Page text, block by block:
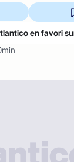
en favori